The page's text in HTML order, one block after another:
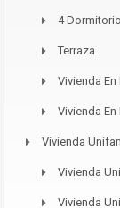
4
Terraza
Vivienda
Vivienda
Vivienda
Vivienda
Vivienda